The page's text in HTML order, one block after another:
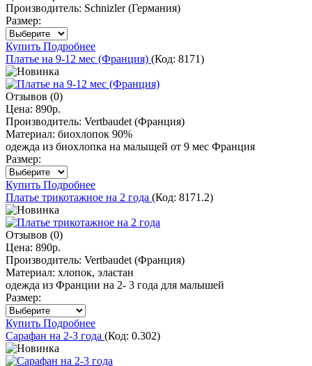
Производитель: Schnizler (Германия)
Размер:
Купить Подробнее
Платье на 9-12 мес (Франция) (Код: 8171)
Отзывов (0)
Цена: 890р.
Производитель: Vertbaudet (Франция)
Материал: биохлопок 90%
одежда из биохлопка на малыщей от 9 мес Франция
Размер:
Купить Подробнее
Платье трикотажное на 2 года (Код: 8171.2)
Отзывов (0)
Цена: 890р.
Производитель: Vertbaudet (Франция)
Материал: хлопок, эластан
одежда из Франции на 2- 3 года для малышей
Размер:
Купить Подробнее
Сарафан на 2-3 года (Код: 0.302)